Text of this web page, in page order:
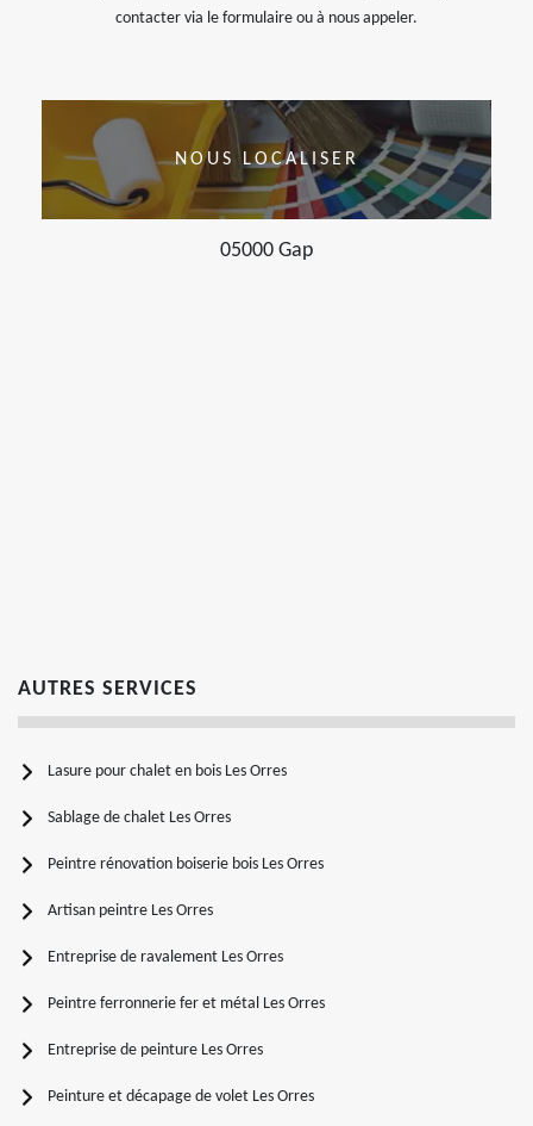
contacter via le formulaire ou à nous appeler.
NOUS LOCALISER
05000 Gap
AUTRES SERVICES
Lasure pour chalet en bois Les Orres
Sablage de chalet Les Orres
Peintre rénovation boiserie bois Les Orres
Artisan peintre Les Orres
Entreprise de ravalement Les Orres
Peintre ferronnerie fer et métal Les Orres
Entreprise de peinture Les Orres
Peinture et décapage de volet Les Orres